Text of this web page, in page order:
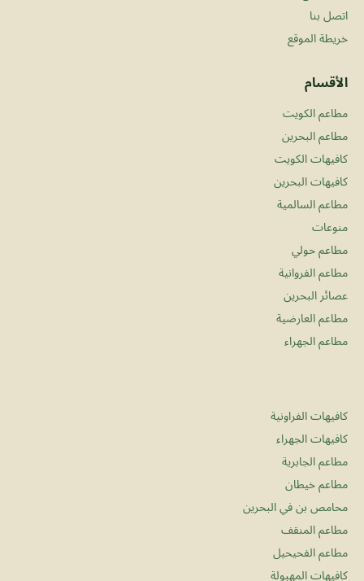
اتصل بنا
خريطة الموقع
الأقسام
مطاعم الكويت
مطاعم البحرين
كافيهات الكويت
كافيهات البحرين
مطاعم السالمية
منوعات
مطاعم حولي
مطاعم الفروانية
عصائر البحرين
مطاعم العارضية
مطاعم الجهراء
كافيهات الفراونية
كافيهات الجهراء
مطاعم الجابرية
مطاعم خيطان
محامص بن في البحرين
مطاعم المنقف
مطاعم الفحيحيل
كافيهات المهبولة